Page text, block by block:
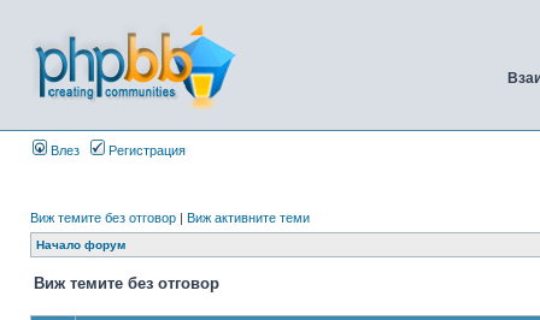
Влез Регистрация
Виж темите без отговор | Виж активните теми
Начало форум
Виж темите без отговор